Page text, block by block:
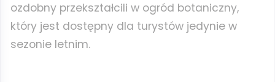
ozdobny przekształcili w ogród botaniczny,
który jest dostępny dla turystów jedynie w
sezonie letnim.